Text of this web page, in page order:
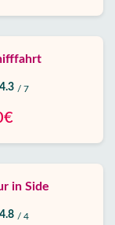
4.3 / 7
in Side
4.8 / 4